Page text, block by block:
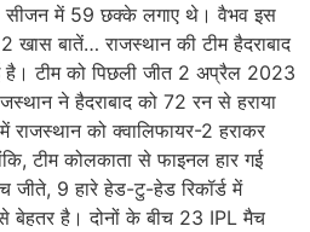
में 59 छक्के लगाए थे। वैभव इस
बातें… राजस्थान की टीम हैदराबाद
है। टीम को पिछली जीत 2 अप्रैल 2023
ने हैदराबाद को 72 रन से हराया
को क्वालिफायर-2 हराकर
टीम कोलकाता से फाइनल हार गई
जीते, 9 हारे हेड-टु-हेड रिकॉर्ड में
से बेहतर है। दोनों के बीच 23 IPL मैच